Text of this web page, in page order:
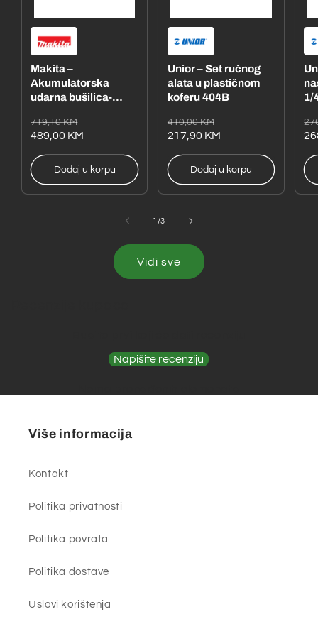
Makita –
Akumulatorska
udarna bušilica-
DHP485RFE1
Redovna
cijena
719,10 KM
Akcijska
cijena
489,00 KM
Dodaj u korpu
Unior – Set ručnog
alata u plastičnom
koferu 404B
Redovna
cijena
410,00 KM
Akcijska
cijena
217,90 KM
Dodaj u korpu
1/
1 /od
3
Vidi sve
Napišite recenziju
Više informacija
Kontakt
Politika privatnosti
Politika povrata
Politika dostave
Uslovi korištenja